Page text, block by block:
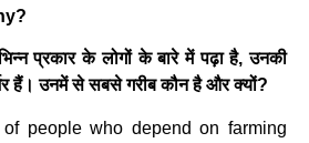
प्रकार के लोगों के बारे में पढ़ा है, उनकी
हैं। उनमें से सबसे गरीब कौन है और क्यों?
people who depend on farming